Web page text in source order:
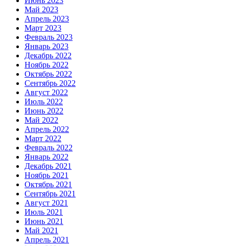
Май 2023
Апрель 2023
Март 2023
Февраль 2023
Январь 2023
Декабрь 2022
Ноябрь 2022
Октябрь 2022
Сентябрь 2022
Август 2022
Июль 2022
Июнь 2022
Май 2022
Апрель 2022
Март 2022
Февраль 2022
Январь 2022
Декабрь 2021
Ноябрь 2021
Октябрь 2021
Сентябрь 2021
Август 2021
Июль 2021
Июнь 2021
Май 2021
Апрель 2021